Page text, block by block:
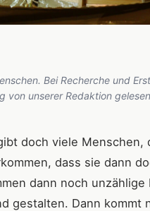
Bei Recherche und
von unserer Redaktion
doch viele Menschen,
dass sie dann
dann noch
gestalten. Dann kommt